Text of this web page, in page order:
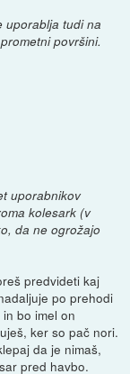
uporablja tudi na
površini.
uporabnikov
kolesark (v
da ne ogrožajo
predvideti kaj
po prehodi
bo imel on
ker so pač nori.
da je nimaš,
pred havbo.